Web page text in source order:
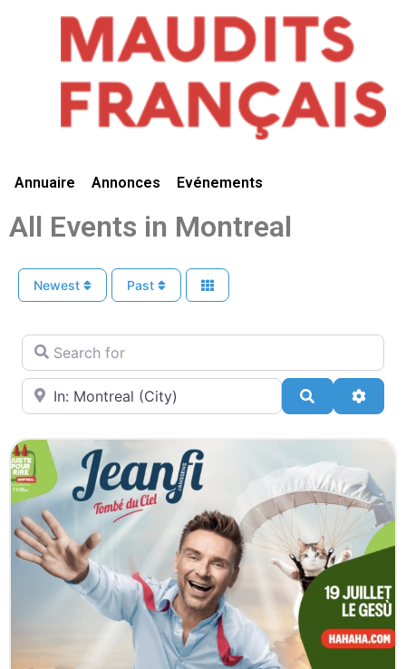
Annuaire Annonces Evénements
All Events in Montreal
Newest Past
Search for
Near
Search